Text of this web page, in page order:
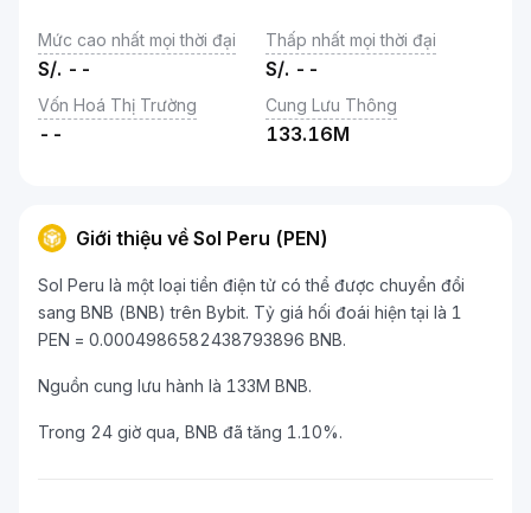
Mức cao nhất mọi thời đại
S/. --
Thấp nhất mọi thời đại
S/. --
Vốn Hoá Thị Trường
--
Cung Lưu Thông
133.16M
Giới thiệu về Sol Peru (PEN)
Sol Peru là một loại tiền điện tử có thể được chuyển đổi
sang BNB (BNB) trên Bybit. Tỷ giá hối đoái hiện tại là 1
PEN = 0.0004986582438793896 BNB.
Nguồn cung lưu hành là 133M BNB.
Trong 24 giờ qua, BNB đã tăng 1.10%.